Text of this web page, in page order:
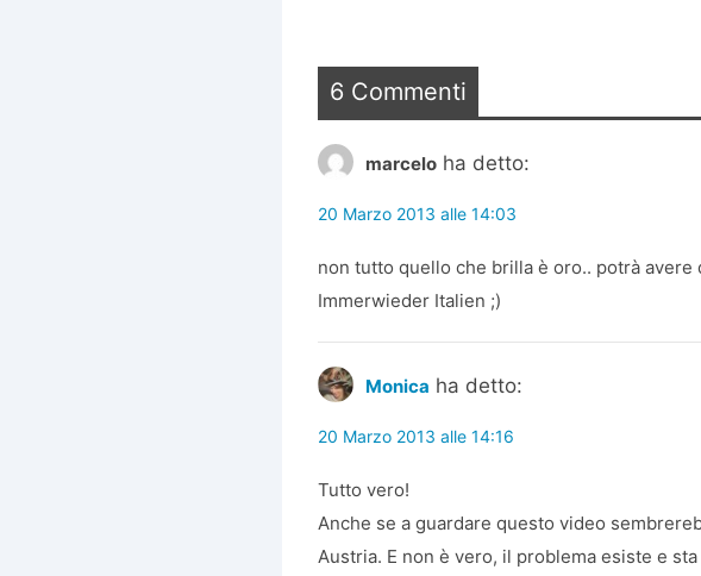
6 Commenti
marcelo ha detto:
20 Marzo 2013 alle 14:03
non tutto quello che brilla è oro.. potrà
Immerwieder Italien ;)
Monica ha detto:
20 Marzo 2013 alle 14:16
Tutto vero!
Anche se a guardare questo video
Austria. E non è vero, il problema esiste e